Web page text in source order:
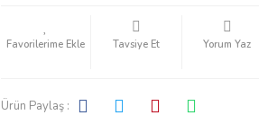
Tavsiye Et Yorum Yaz
Ürün Paylaş :